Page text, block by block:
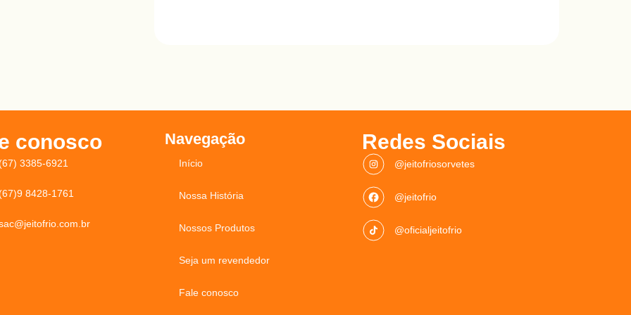
conosco
3385-6921
8428-1761
Navegação
Início
Nossa História
Nossos Produtos
Seja um revendedor
Fale conosco
Redes Sociais
@jeitofriosorvetes
@jeitofrio
@oficialjeitofrio